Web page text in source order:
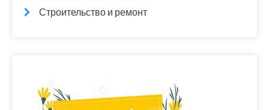
Строительство и ремонт